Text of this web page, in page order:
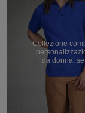
Collezione
da donna,